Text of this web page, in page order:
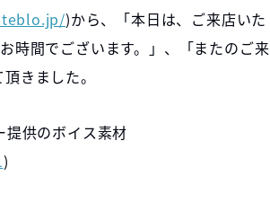
)から、「本日は、ご来店いた
時間でございます。」、「またのご来
きました。
供のボイス素材
)